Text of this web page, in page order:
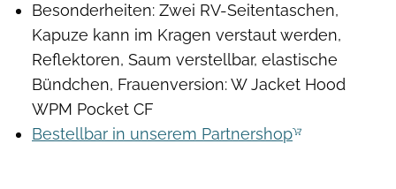
Besonderheiten: Zwei RV-Seitentaschen,
Kapuze kann im Kragen verstaut werden,
Reflektoren, Saum verstellbar, elastische
Bündchen, Frauenversion: W Jacket Hood
WPM Pocket CF
Bestellbar in unserem Partnershop